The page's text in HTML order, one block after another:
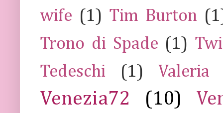
wife (1) Tim Burton
Trono di Spade (1)
Tedeschi
(1) Valeria
Venezia72 (10)